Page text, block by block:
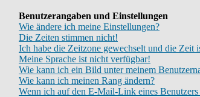
Benutzerangaben und Einstellungen
Wie ändere ich meine Einstellungen?
Die Zeiten stimmen nicht!
Ich habe die Zeitzone gewechselt und die Zeit
Meine Sprache ist nicht verfügbar!
Wie kann ich ein Bild unter meinem
Wie kann ich meinen Rang ändern?
Wenn ich auf den E-Mail-Link eines